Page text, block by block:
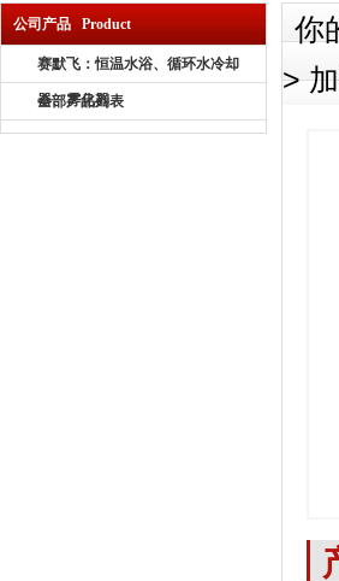
公司产品 Product
赛默飞：恒温水浴、循环水冷却
器、雾化器
全部产品列表
你
>